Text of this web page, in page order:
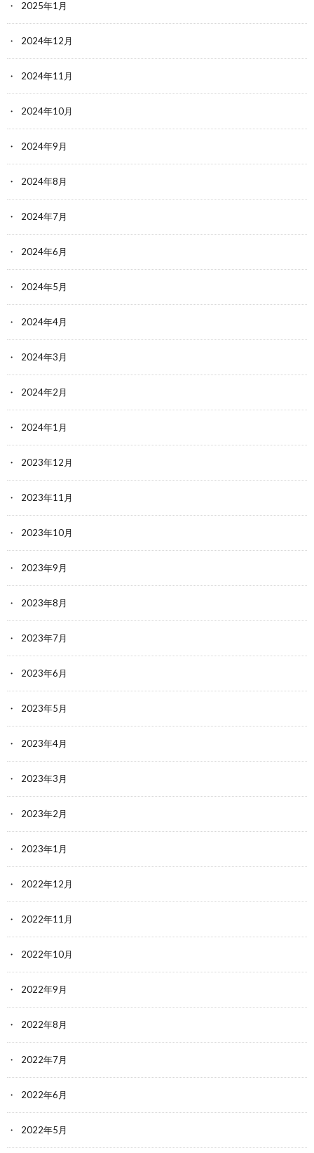
2025年1月
2024年12月
2024年11月
2024年10月
2024年9月
2024年8月
2024年7月
2024年6月
2024年5月
2024年4月
2024年3月
2024年2月
2024年1月
2023年12月
2023年11月
2023年10月
2023年9月
2023年8月
2023年7月
2023年6月
2023年5月
2023年4月
2023年3月
2023年2月
2023年1月
2022年12月
2022年11月
2022年10月
2022年9月
2022年8月
2022年7月
2022年6月
2022年5月